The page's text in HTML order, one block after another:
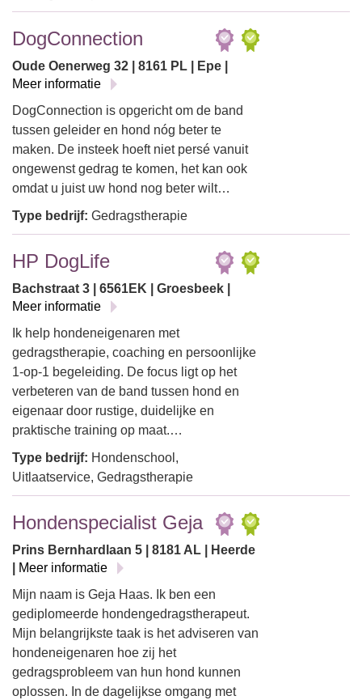
DogConnection
Oude Oenerweg 32 | 8161 PL | Epe |
Meer informatie
DogConnection is opgericht om de band
tussen geleider en hond nóg beter te
maken. De insteek hoeft niet persé vanuit
ongewenst gedrag te komen, het kan ook
omdat u juist uw hond nog beter wilt…
Type bedrijf: Gedragstherapie
HP DogLife
Bachstraat 3 | 6561EK | Groesbeek |
Meer informatie
Ik help hondeneigenaren met
gedragstherapie, coaching en persoonlijke
1-op-1 begeleiding. De focus ligt op het
verbeteren van de band tussen hond en
eigenaar door rustige, duidelijke en
praktische training op maat.…
Type bedrijf: Hondenschool,
Uitlaatservice, Gedragstherapie
Hondenspecialist Geja
Prins Bernhardlaan 5 | 8181 AL | Heerde
Meer informatie
Mijn naam is Geja Haas. Ik ben een
gediplomeerde hondengedragstherapeut.
Mijn belangrijkste taak is het adviseren van
hondeneigenaren hoe zij het
gedragsprobleem van hun hond kunnen
oplossen. In de dagelijkse omgang met